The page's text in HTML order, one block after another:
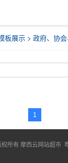
板展示 > 政府、协
1
所有 摩西云网站超市